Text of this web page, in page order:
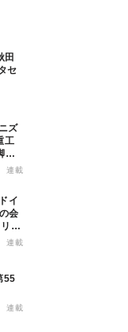
セ
工
は
雑
連載
会
ス
対
連載
55
連載